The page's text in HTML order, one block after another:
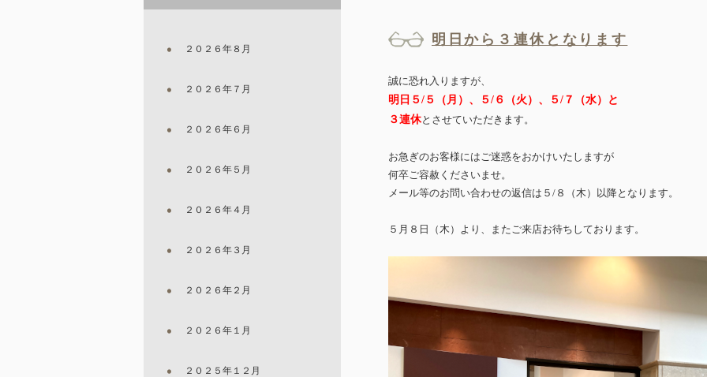
明日から３連休となります
誠に恐れ入りますが、
明日５/５（月）、５/６（火）、５/７（水）と
３連休とさせていただきます。
お急ぎのお客様にはご迷惑をおかけいたしますが
何卒ご容赦くださいませ。
メール等のお問い合わせの返信は５/８（木）以降となります。
５月８日（木）より、またご来店お待ちしております。
２０２６年８月
２０２６年７月
２０２６年６月
２０２６年５月
２０２６年４月
２０２６年３月
２０２６年２月
２０２６年１月
２０２５年１２月